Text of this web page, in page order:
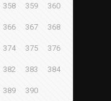
358 359 360
366 367 368
374 375 376
382 383 384
389 390